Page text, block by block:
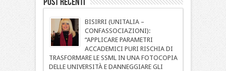
BISIRRI (UNITALIA –
CONFASSOCIAZIONI):
“APPLICARE PARAMETRI
ACCADEMICI PURI RISCHIA DI
TRASFORMARE LE SSML IN UNA FOTOCOPIA
DELLE UNIVERSITÀ E DANNEGGIARE GLI